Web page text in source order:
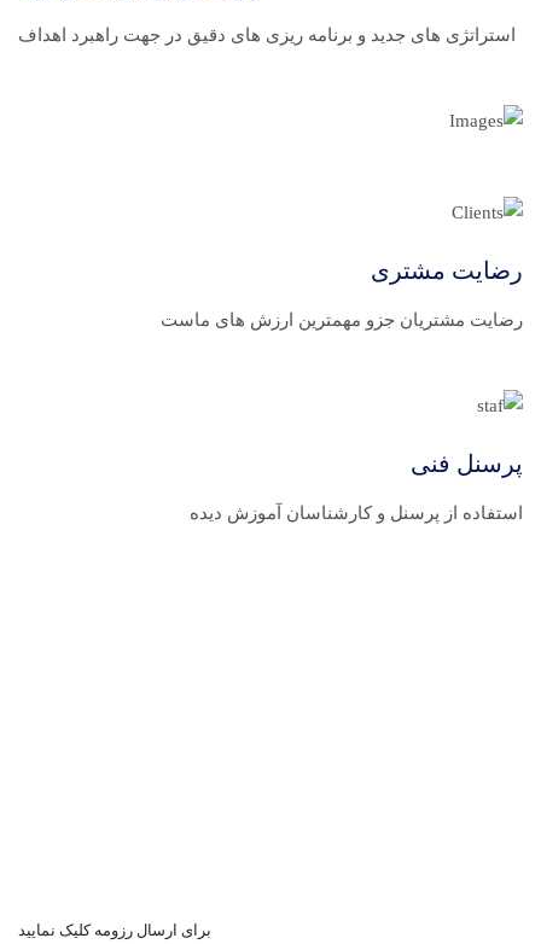
استراتژی های جدید و برنامه ریزی های دقیق در جهت راهبرد اهداف
رضایت مشتری
رضایت مشتریان جزو مهمترین ارزش های ماست
پرسنل فنی
استفاده از پرسنل و کارشناسان آموزش دیده
برای ارسال رزومه کلیک نمایید